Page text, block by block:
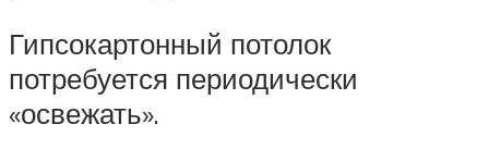
Гипсокартонный потолок
потребуется периодически
«освежать».